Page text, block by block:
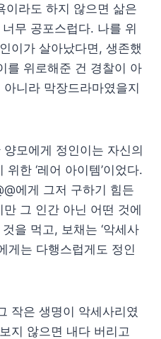
이라도 하지 않으면 삶은
무 공포스럽다. 나를 위
이가 살아났다면, 생존했
를 위로해준 건 경찰이 아
니라 막장드라마였을지
모에게 정인이는 자신의
한 ‘레어 아이템’이었다.
에게 그저 구하기 힘든
그 인간 아닌 어떤 것에
을 먹고, 보채는 ‘악세사
게는 다행스럽게도 정인
작은 생명이 악세사리였
지 않으면 내다 버리고